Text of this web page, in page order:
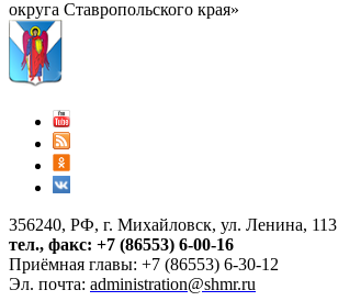
округа Ставропольского края»
356240, РФ, г. Михайловск, ул. Ленина, 113
тел., факс: +7 (86553) 6-00-16
Приёмная главы: +7 (86553) 6-30-12
Эл. почта: administration@shmr.ru